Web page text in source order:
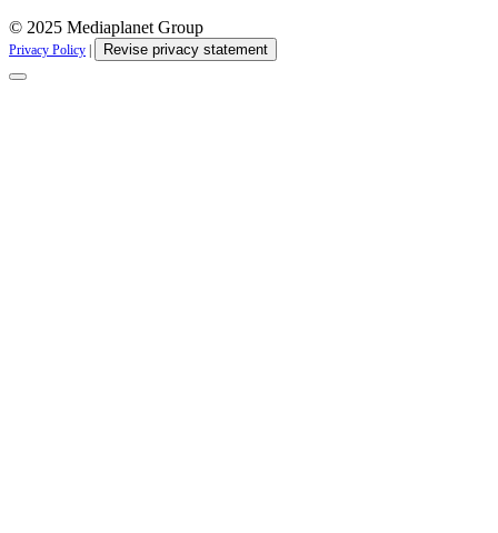
© 2025 Mediaplanet Group
Privacy Policy Revise privacy statement